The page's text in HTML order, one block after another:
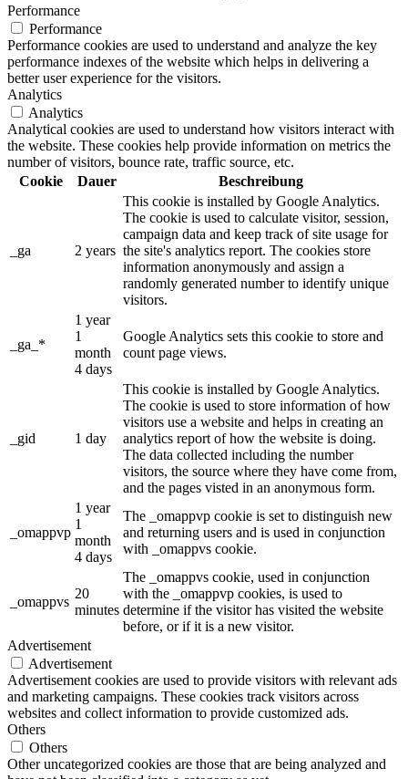
Performance
Performance
Performance cookies are used to understand and analyze the key
performance indexes of the website which helps in delivering a
better user experience for the visitors.
Analytics
Analytics
Analytical cookies are used to understand how visitors interact with
the website. These cookies help provide information on metrics the
number of visitors, bounce rate, traffic source, etc.
Cookie
Dauer Beschreibung
_ga 2 years
This cookie is installed by Google Analytics.
The cookie is used to calculate visitor, session,
campaign data and keep track of site usage for
the site's analytics report. The cookies store
information anonymously and assign a
randomly generated number to identify unique
visitors.
_ga_*
1 year
1
month
4 days
Google Analytics sets this cookie to store and
count page views.
_gid 1 day
This cookie is installed by Google Analytics.
The cookie is used to store information of how
visitors use a website and helps in creating an
analytics report of how the website is doing.
The data collected including the number
visitors, the source where they have come from,
and the pages visted in an anonymous form.
_omappvp
1 year
1
month
4 days
The _omappvp cookie is set to distinguish new
and returning users and is used in conjunction
with _omappvs cookie.
_omappvs
20
minutes
The _omappvs cookie, used in conjunction
with the _omappvp cookies, is used to
determine if the visitor has visited the website
before, or if it is a new visitor.
Advertisement
Advertisement
Advertisement cookies are used to provide visitors with relevant ads
and marketing campaigns. These cookies track visitors across
websites and collect information to provide customized ads.
Others
Others
Other uncategorized cookies are those that are being analyzed and